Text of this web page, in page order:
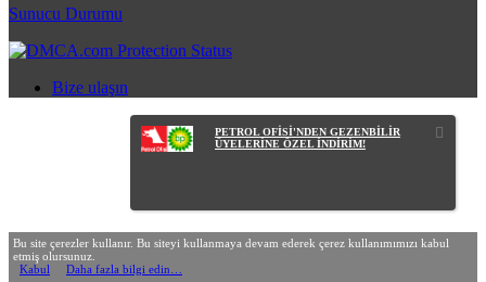
Sunucu Durumu
Bize ulaşın
PETROL OFİSİ'NDEN GEZENBİLİR
ÜYELERİNE ÖZEL İNDİRİM!
Bu site çerezler kullanır. Bu siteyi kullanmaya devam ederek çerez kullanımımızı kabul
etmiş olursunuz.
Kabul
Daha fazla bilgi edin…